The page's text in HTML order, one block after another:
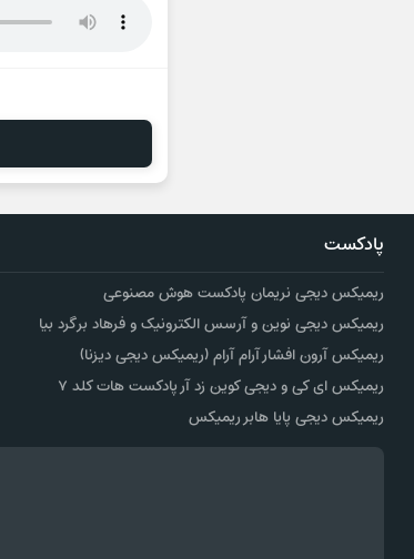
پادکست
ریمیکس دیجی نریمان پادکست هوش مصنوعی
ریمیکس دیجی نوین و آرسس الکترونیک و فرهاد برگرد بیا
ریمیکس آرون افشار آرام آرام (ریمیکس دیجی دیزنا)
ریمیکس ای کی و دیجی کوین زد آر پادکست هات کلد ۷
ریمیکس دیجی پایا هابر ریمیکس